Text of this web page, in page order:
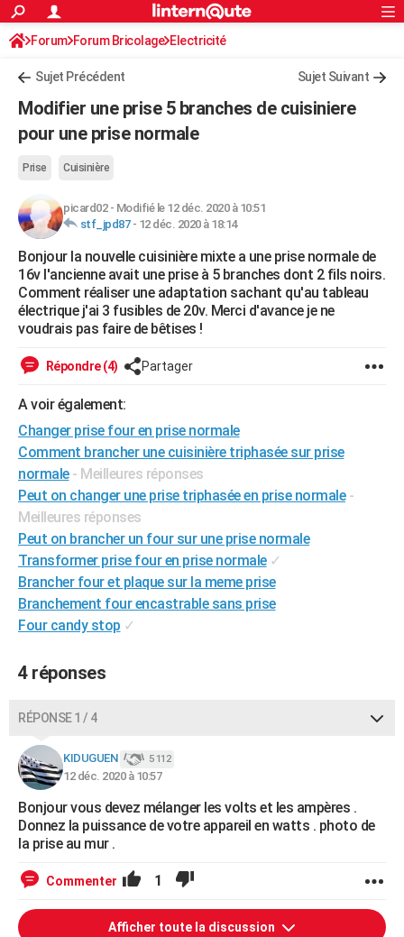
ACTUALITÉS
Politique
Société
Faits Divers
Education
Monde
Villes
+
FINANCE
Retraite
Impôts
Epargne
Immobilier
Risques naturels par ville
Banque
Assurance
Crédit
AUTO
Essais
Réserver un essai
Citadines
Berlines
SUV
Forum auto
HIGH-TECH
Mobiles
Meilleur smartphone
Internet
Ordinateurs
Jeux vidéo
Guide high-tech
BRICOLAGE
Forum
Aménagement intérieur
Extérieur
Cuisine
Salle de bains
Jardinage
Rangement
WEEK-END
Guides de France
Escapades
Patrimoine
Expositions
Musées
Week-end nature
+LIFESTYLE
Destinations
City break
Voyage nature
Voyage de noces
Forum
Climat
PHOTO
GUIDES D'ACHAT
BONS PLANS
CARTE DE VOEUX
Carte de Noël
Carte Bonne année
Carte Saint-Valentin
Carte Pâques
Carte d'anniversaire
DICTIONNAIRE
Dictionnaire
Biographies
Citations
Expressions
Proverbes
PROGRAMME TV
S'inscrire
Se connecter
Lycées
Collèges
Primaires
Universités
Entreprises
Service militaire
Avis de recherche
AVIS DE DÉCÈS
FORUM
Bricolage
Lifestyle
Culture
Sport
Auto
Television
Voyage
Cinema
S'inscrire
Connexion
Forum Forum Bricolage Electricité
Sujet Précédent Sujet Suivant
Modifier une prise 5 branches de cuisiniere
pour une prise normale
Prise Cuisinière
picard02- Modifié le 12 déc. 2020 à 10:51
stf_jpd87- 12 déc. 2020 à 18:14
Bonjour la nouvelle cuisinière mixte a une prise normale de
16v l'ancienne avait une prise à 5 branches dont 2 fils noirs.
Comment réaliser une adaptation sachant qu'au tableau
électrique j'ai 3 fusibles de 20v. Merci d'avance je ne
voudrais pas faire de bêtises !
Répondre (4) Partager
A voir également:
Changer prise four en prise normale
Comment brancher une cuisinière triphasée sur prise
normale - Meilleures réponses
Peut on changer une prise triphasée en prise normale -
Meilleures réponses
Peut on brancher un four sur une prise normale
Transformer prise four en prise normale ✓
Brancher four et plaque sur la meme prise
Branchement four encastrable sans prise
Four candy stop ✓
4 réponses
RÉPONSE 1 / 4
KIDUGUEN 5 112
12 déc. 2020 à 10:57
Bonjour vous devez mélanger les volts et les ampères .
Donnez la puissance de votre appareil en watts . photo de
la prise au mur .
Commenter 1
Afficher toute la discussion